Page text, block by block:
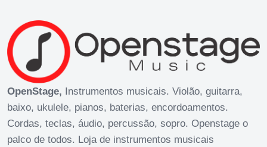
OpenStage, Instrumentos musicais. Violão, guitarra,
baixo, ukulele, pianos, baterias, encordoamentos.
Cordas, teclas, áudio, percussão, sopro. Openstage o
palco de todos. Loja de instrumentos musicais